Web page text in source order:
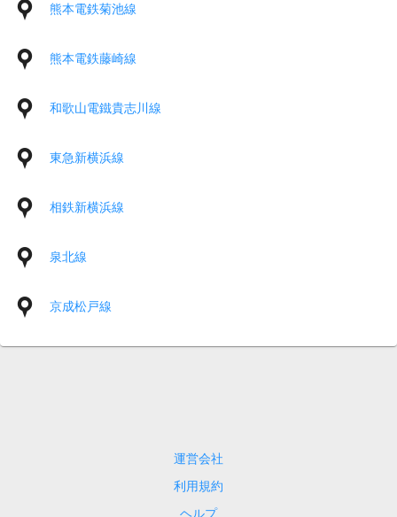
熊本電鉄菊池線
熊本電鉄藤崎線
和歌山電鐵貴志川線
東急新横浜線
相鉄新横浜線
泉北線
京成松戸線
運営会社
利用規約
ヘルプ